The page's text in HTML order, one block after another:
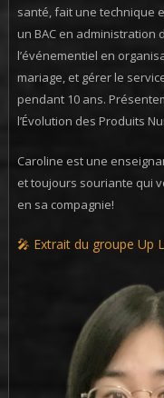
santé, fait une technique
un BAC en administration
l’événementiel en
mariage, et gérer le
pendant 10 ans.
l’Évolution des Produits
Caroline est une
et toujours souriante qui
en sa compagnie!
🎤 Extrait du groupe Up